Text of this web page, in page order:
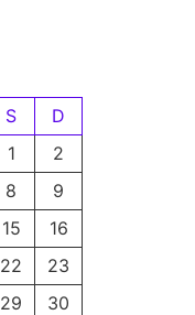
S
D
1
2
8
9
15
16
22
23
29
30